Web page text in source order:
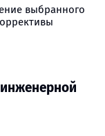
выбранного